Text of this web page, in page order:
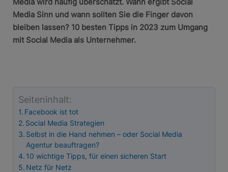
Media Sinn und wann sollten Sie die Finger davon
bleiben lassen? 10 besten Tipps in 2023 zum Umgang
mit Social Media als Unternehmer.
Seiteninhalt:
Facebook ist tot
Social Media Strategien
Selbst in die Hand nehmen – oder Social Media
Agentur beauftragen?
10 wichtige Tipps, für einen sicheren Start
Netz für Netz